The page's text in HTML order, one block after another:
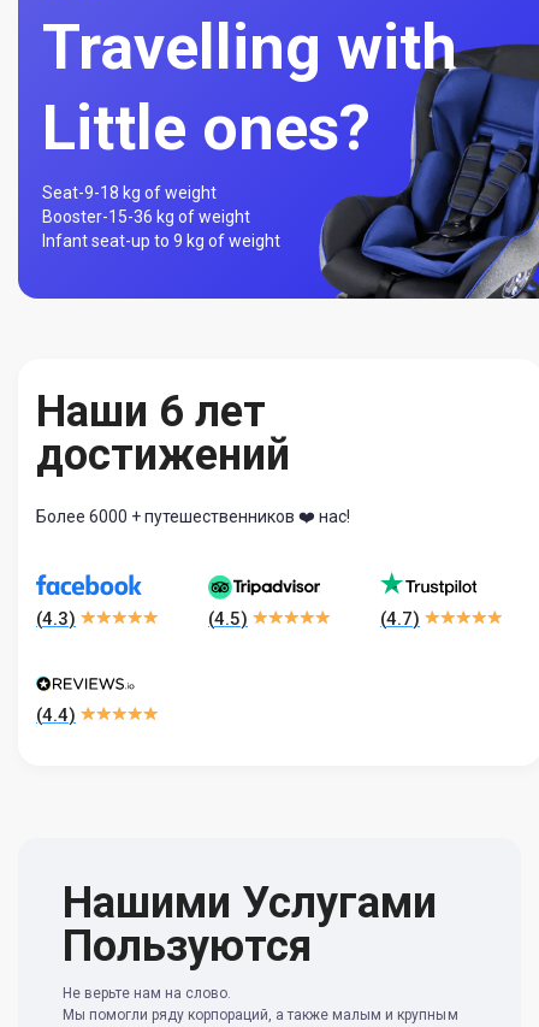
Travelling with
Little ones?
Seat-9-18 kg of weight
Booster-15-36 kg of weight
Infant seat-up to 9 kg of weight
Наши 6 лет
достижений
Более 6000 + путешественников ❤️ нас!
(4.3) (4.5) (4.7)
(4.4)
Нашими Услугами
Пользуются
Не верьте нам на слово.
Мы помогли ряду корпораций, а также малым и крупным